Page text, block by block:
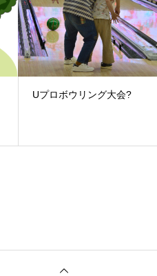
Uプロボウリング大会?